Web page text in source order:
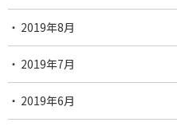
2019年8月
2019年7月
2019年6月